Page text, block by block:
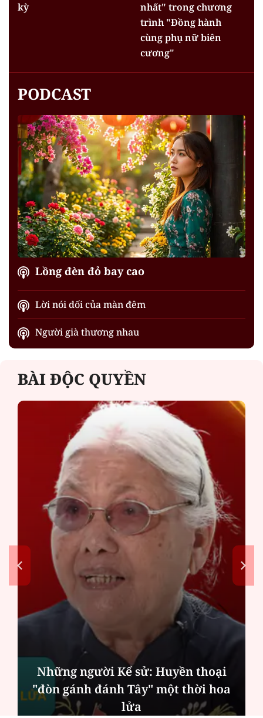
kỳ
nhất" trong chương
trình "Đồng hành
cùng phụ nữ biên
cương"
PODCAST
Lồng đèn đỏ bay cao
Lời nói dối của màn đêm
Người già thương nhau
BÀI ĐỘC QUYỀN
Những người Kể sử: Huyền thoại
"đòn gánh đánh Tây" một thời hoa
lửa